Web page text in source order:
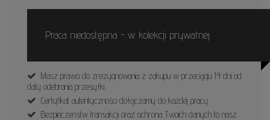
Praca niedostępna - w kolekcji prywatnej
Masz prawo do zrezygnowania z zakupu w przeciągu 14 dni od
daty odebrania przesyłki.
Certyfikat autentyczności dołączamy do każdej pracy.
Bezpieczeństw transakcji oraz ochrona Twoich danych to nasz